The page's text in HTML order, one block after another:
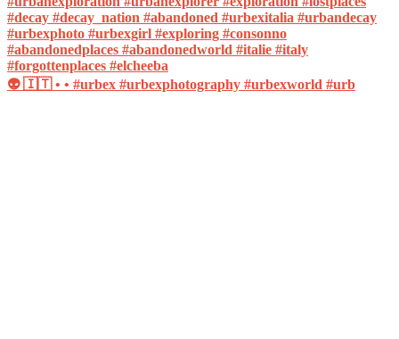
👽 🇮🇹 • • #urbex #urbexphotography #urbexworld #urb